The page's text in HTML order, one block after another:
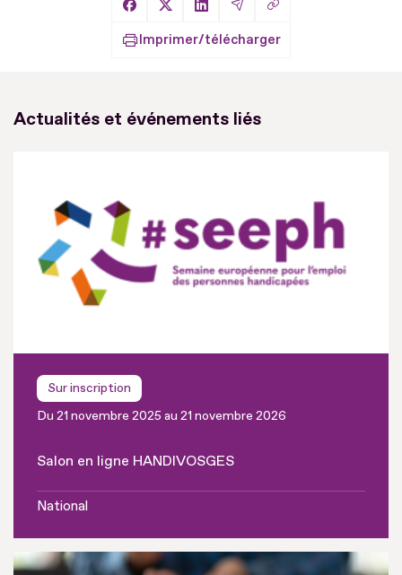
Partager sur Facebook
Partager sur X
Partager sur LinkedIn
Partager par Email
Copier le lien
Imprimer/télécharger
Actualités et événements liés
Sur inscription
Du 21 novembre 2025 au 21 novembre 2026
Salon en ligne HANDIVOSGES
National